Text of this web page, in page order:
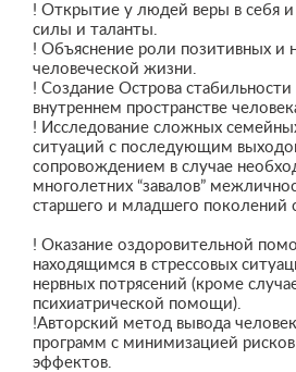
! Открытие у людей веры в себя и
силы и таланты.
! Объяснение роли позитивных и
человеческой жизни.
! Создание Острова стабильности
внутреннем пространстве
! Исследование сложных
ситуаций с последующим
сопровождением в случае
многолетних “завалов”
старшего и младшего поколений
! Оказание оздоровительной
находящимся в стрессовых
нервных потрясений (кроме
психиатрической помощи).
!Авторский метод вывода
программ с минимизацией
эффектов.